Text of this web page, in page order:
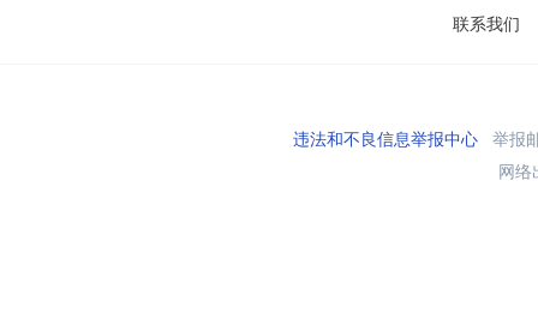
联系我们
违法和不良信息举报中心举报
网